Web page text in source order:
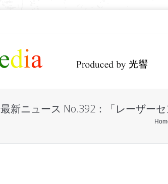
最新ニュース No.392：「レーザー